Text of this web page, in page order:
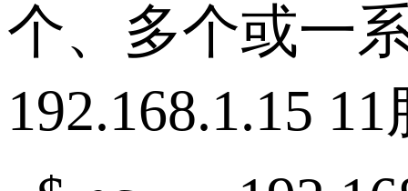
个、多个或一
192.168.1.15